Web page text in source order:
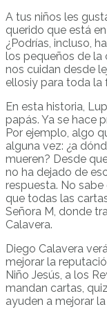
A tus niños les
querido que está
¿Podrías, incluso,
los pequeños de la
nos cuidan desde
ellosiy para toda la
En esta historia,
papás. Ya se hace
Por ejemplo, algo
alguna vez: ¿a
mueren? Desde
no ha dejado de
respuesta. No
que todas las
Señora M, donde
Calavera.
Diego Calavera
mejorar la
Niño Jesús, a los
mandan cartas,
ayuden a mejorar